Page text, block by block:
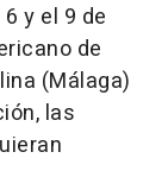
y el 9 de
de
(Málaga)
las